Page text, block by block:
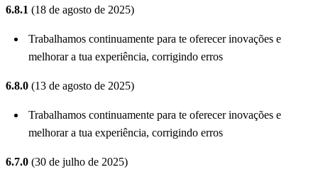
6.8.1 (18 de agosto de 2025)
Trabalhamos continuamente para te oferecer inovações e
melhorar a tua experiência, corrigindo erros
6.8.0 (13 de agosto de 2025)
Trabalhamos continuamente para te oferecer inovações e
melhorar a tua experiência, corrigindo erros
6.7.0 (30 de julho de 2025)